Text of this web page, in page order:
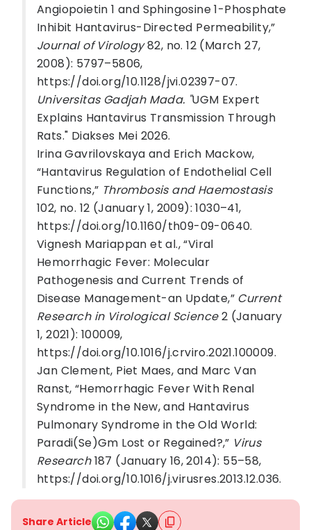
Angiopoietin 1 and Sphingosine 1-Phosphate
Inhibit Hantavirus-Directed Permeability,”
Journal of Virology82, no. 12 (March 27,
2008): 5797–5806,
https://doi.org/10.1128/jvi.02397-07.
Universitas Gadjah Mada. "UGM Expert
Explains Hantavirus Transmission Through
Rats." Diakses Mei 2026.
Irina Gavrilovskaya and Erich Mackow,
“Hantavirus Regulation of Endothelial Cell
Functions,” Thrombosis and Haemostasis
102, no. 12 (January 1, 2009): 1030–41,
https://doi.org/10.1160/th09-09-0640.
Vignesh Mariappan et al., “Viral
Hemorrhagic Fever: Molecular
Pathogenesis and Current Trends of
Disease Management-an Update,” Current
Research in Virological Science2 (January
1, 2021): 100009,
https://doi.org/10.1016/j.crviro.2021.100009.
Jan Clement, Piet Maes, and Marc Van
Ranst, “Hemorrhagic Fever With Renal
Syndrome in the New, and Hantavirus
Pulmonary Syndrome in the Old World:
Paradi(Se)Gm Lost or Regained?,” Virus
Research187 (January 16, 2014): 55–58,
https://doi.org/10.1016/j.virusres.2013.12.036.
Share Article